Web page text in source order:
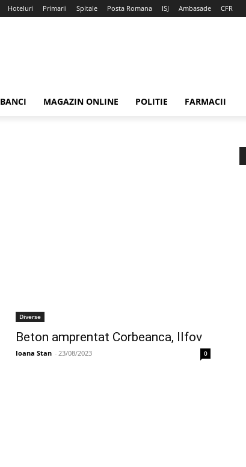
Hoteluri Primarii Spitale Posta Romana ISJ Ambasade CFR
BANCI MAGAZIN ONLINE POLITIE FARMACII
Diverse
Beton amprentat Corbeanca, Ilfov
Ioana Stan - 23/08/2023 0